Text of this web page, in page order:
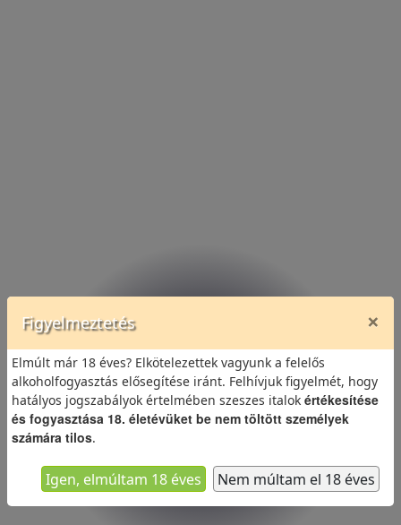
Figyelmeztetés ×
Elmúlt már 18 éves? Elkötelezettek vagyunk a felelős
alkoholfogyasztás elősegítése iránt. Felhívjuk figyelmét, hogy
hatályos jogszabályok értelmében szeszes italok értékesítése
és fogyasztása 18. életévüket be nem töltött személyek
számára tilos.
Igen, elmúltam 18 éves Nem múltam el 18 éves